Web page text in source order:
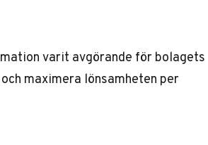
varit avgörande för bolagets
maximera lönsamheten per